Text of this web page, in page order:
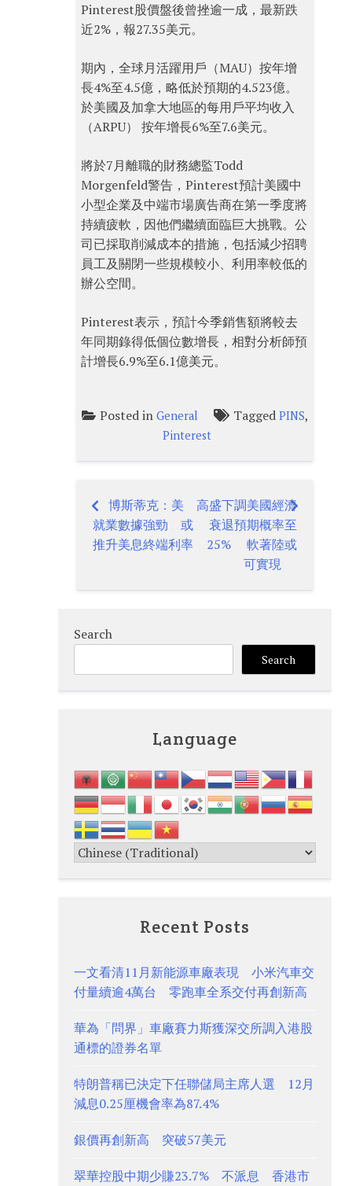
Pinterest股價盤後曾挫逾一成，最新跌
近2%，報27.35美元。
期內，全球月活躍用戶（MAU）按年增
長4%至4.5億，略低於預期的4.523億。
於美國及加拿大地區的每用戶平均收入
（ARPU） 按年增長6%至7.6美元。
將於7月離職的財務總監Todd
Morgenfeld警告，Pinterest預計美國中
小型企業及中端市場廣告商在第一季度將
持續疲軟，因他們繼續面臨巨大挑戰。公
司已採取削減成本的措施，包括減少招聘
員工及關閉一些規模較小、利用率較低的
辦公空間。
Pinterest表示，預計今季銷售額將較去
年同期錄得低個位數增長，相對分析師預
計增長6.9%至6.1億美元。
Posted in General Tagged PINS,
Pinterest
Post
navigation
博斯蒂克：美
就業數據強勁 或
推升美息終端利率
高盛下調美國經濟
衰退預期概率至
25% 軟著陸或
可實現
Search
Search
Language
Recent Posts
一文看清11月新能源車廠表現 小米汽車交
付量續逾4萬台 零跑車全系交付再創新高
華為「問界」車廠賽力斯獲深交所調入港股
通標的證券名單
特朗普稱已決定下任聯儲局主席人選 12月
減息0.25厘機會率為87.4%
銀價再創新高 突破57美元
翠華控股中期少賺23.7% 不派息 香港市